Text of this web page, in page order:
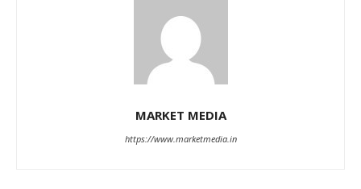
MARKET MEDIA
https://www.marketmedia.in